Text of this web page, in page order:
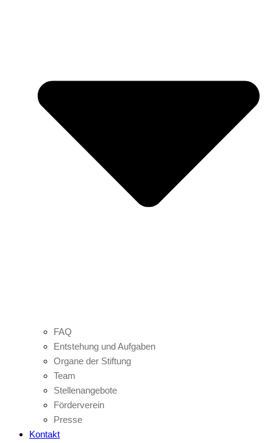
FAQ
Entstehung und Aufgaben
Organe der Stiftung
Team
Stellenangebote
Förderverein
Presse
Kontakt